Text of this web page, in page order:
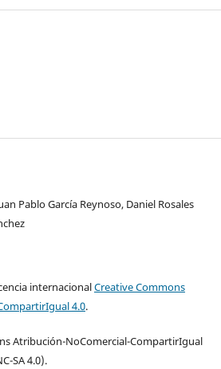
Pablo García Reynoso, Daniel Rosales
internacionalCreative Commons
4.0.
Atribución-NoComercial-CompartirIgual
SA 4.0).